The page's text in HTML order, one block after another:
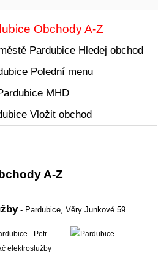
Obchody A-Z
Hledej obchod
Polední menu
MHD
Vložit obchod
A-Z
- Pardubice,Věry Junkové 59